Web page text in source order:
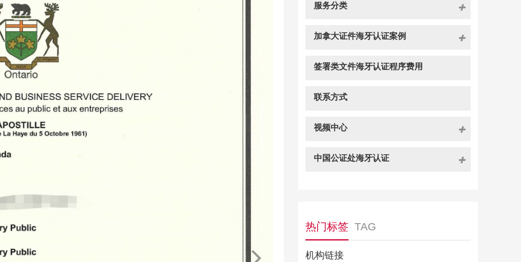
服务分类
加拿大证件海牙认证案例
签署类文件海牙认证程序费用
联系方式
视频中心
中国公证处海牙认证
热门标签 TAG
机构链接